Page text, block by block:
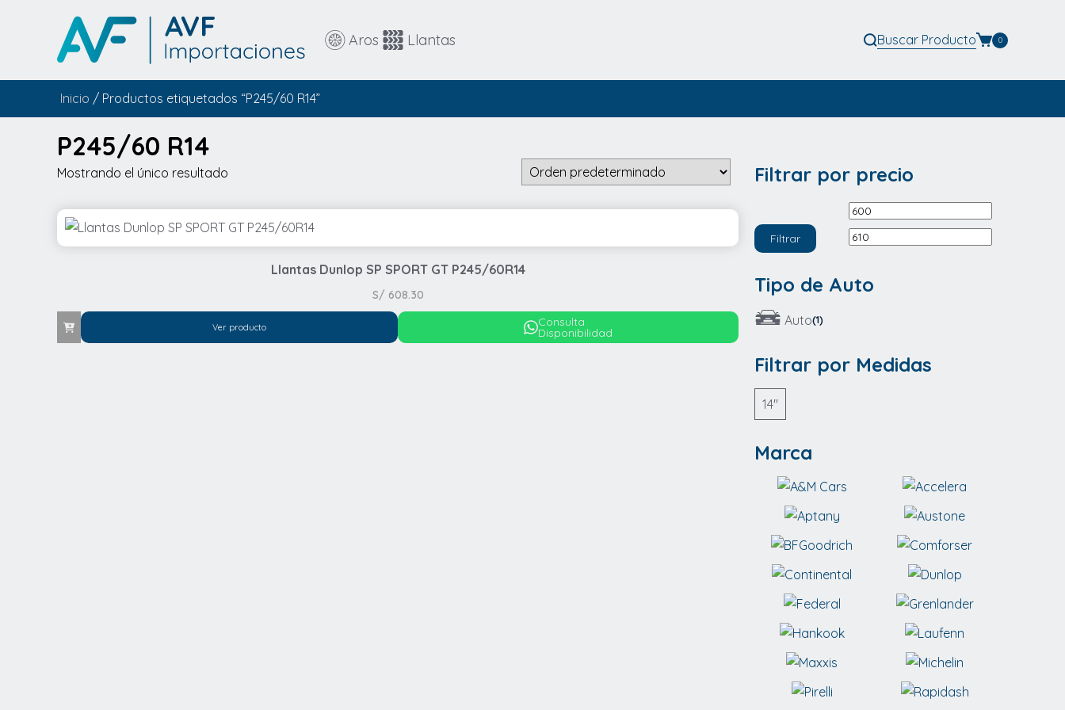
Aros4x4 / SUVLlantas
Runflat Buscar Producto 0
Inicio / Productos etiquetados “P245/60 R14”
P245/60 R14
Mostrando el único resultado
Llantas Dunlop SP SPORT GT P245/60R14
S/ 608.30
Ver producto Consulta
Disponibilidad
Filtrar por precio
Precio
mínimo
Filtrar
Tipo de Auto
Auto(1)
Filtrar por Medidas
14"
Marca